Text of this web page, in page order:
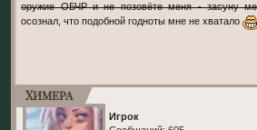
оружие ОБЧР и не позовёте меня - засуну
осознал, что подобной годноты мне не хватало
Химера
Игрок